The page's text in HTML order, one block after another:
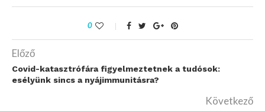
0
Előző
Covid-katasztrófára figyelmeztetnek a tudósok:
esélyünk sincs a nyájimmunitásra?
Következő